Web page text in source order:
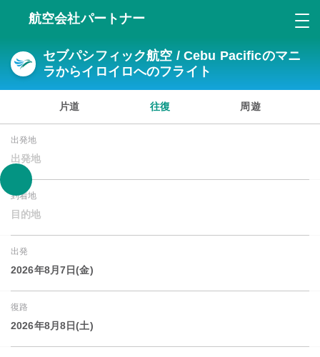
航空会社パートナー
セブパシフィック航空 / Cebu Pacificのマニ
ラからイロイロへのフライト
片道 往復 周遊
出発地
出発地
到着地
目的地
出発
2026年8月7日(金)
復路
2026年8月8日(土)